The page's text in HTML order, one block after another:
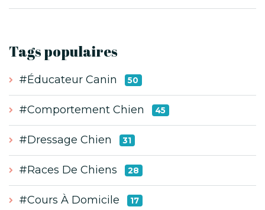
Tags populaires
#Éducateur Canin 50
#Comportement Chien 45
#Dressage Chien 31
#Races De Chiens 28
#Cours À Domicile 17